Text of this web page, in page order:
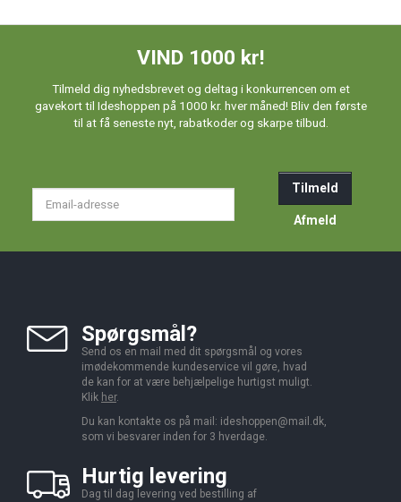
VIND 1000 kr!
Tilmeld dig nyhedsbrevet og deltag i konkurrencen om et
gavekort til Ideshoppen på 1000 kr. hver måned! Bliv den første
til at få seneste nyt, rabatkoder og skarpe tilbud.
Tilmeld
Afmeld
Spørgsmål?
Send os en mail med dit spørgsmål og vores
imødekommende kundeservice vil gøre, hvad
de kan for at være behjælpelige hurtigst muligt.
Klik her.
Du kan kontakte os på mail: ideshoppen@mail.dk,
som vi besvarer inden for 3 hverdage.
Hurtig levering
Dag til dag levering ved bestilling af